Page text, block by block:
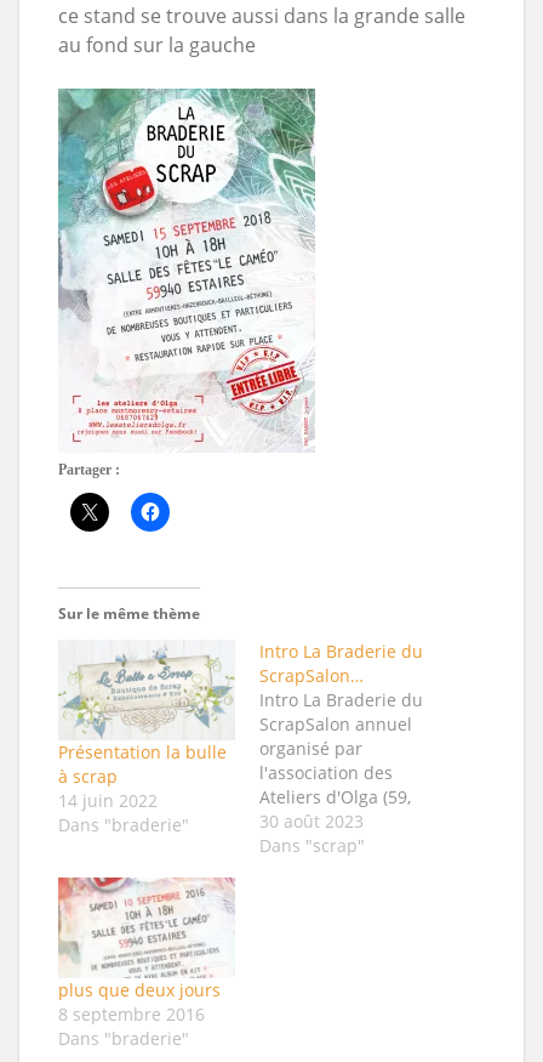
ce stand se trouve aussi dans la grande salle
au fond sur la gauche
Partager :
Sur le même thème
Présentation la bulle
à scrap
14 juin 2022
Dans "braderie"
Intro La Braderie du
ScrapSalon…
Intro La Braderie du
ScrapSalon annuel
organisé par
l'association des
Ateliers d'Olga (59,
Estaires) Photos
Informations
30 août 2023
Dans "scrap"
plus que deux jours
8 septembre 2016
Dans "braderie"